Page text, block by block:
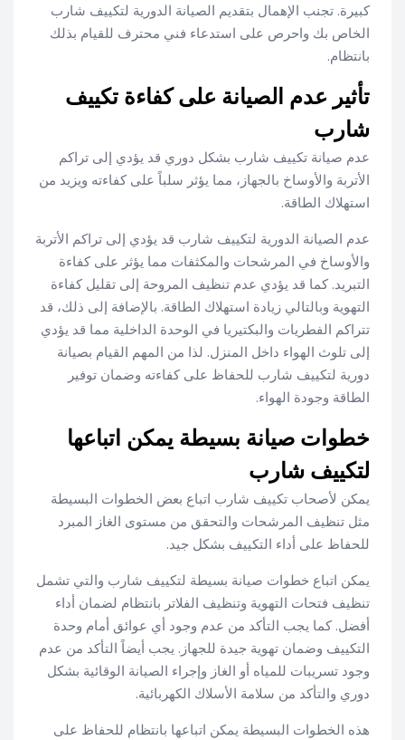
كبيرة. تجنب الإهمال بتقديم الصيانة الدورية لتكييف شارب
الخاص بك واحرص على استدعاء فني محترف للقيام بذلك
بانتظام.
تأثير عدم الصيانة على كفاءة تكييف
شارب
عدم صيانة تكييف شارب بشكل دوري قد يؤدي إلى تراكم
الأتربة والأوساخ بالجهاز، مما يؤثر سلباً على كفاءته ويزيد من
استهلاك الطاقة.
عدم الصيانة الدورية لتكييف شارب قد يؤدي إلى تراكم الأتربة
والأوساخ في المرشحات والمكثفات مما يؤثر على كفاءة
التبريد. كما قد يؤدي عدم تنظيف المروحة إلى تقليل كفاءة
التهوية وبالتالي زيادة استهلاك الطاقة. بالإضافة إلى ذلك، قد
تتراكم الفطريات والبكتيريا في الوحدة الداخلية مما قد يؤدي
إلى تلوث الهواء داخل المنزل. لذا من المهم القيام بصيانة
دورية لتكييف شارب للحفاظ على كفاءته وضمان توفير
الطاقة وجودة الهواء.
خطوات صيانة بسيطة يمكن اتباعها
لتكييف شارب
يمكن لأصحاب تكييف شارب اتباع بعض الخطوات البسيطة
مثل تنظيف المرشحات والتحقق من مستوى الغاز المبرد
للحفاظ على أداء التكييف بشكل جيد.
يمكن اتباع خطوات صيانة بسيطة لتكييف شارب والتي تشمل
تنظيف فتحات التهوية وتنظيف الفلاتر بانتظام لضمان أداء
أفضل. كما يجب التأكد من عدم وجود أي عوائق أمام وحدة
التكييف وضمان تهوية جيدة للجهاز. يجب أيضاً التأكد من عدم
وجود تسريبات للمياه أو الغاز وإجراء الصيانة الوقائية بشكل
دوري والتأكد من سلامة الأسلاك الكهربائية.
هذه الخطوات البسيطة يمكن اتباعها بانتظام للحفاظ على